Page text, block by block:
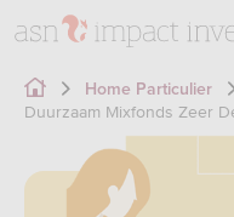
Home Particulier
Duurzaam Mixfonds Zeer